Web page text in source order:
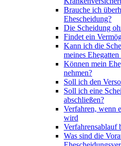
Brauche ich
Ehescheidung?
Die Scheidung
Findet ein
Kann ich die
meines Ehegatten
Können mein
nehmen?
Soll ich den
Soll ich eine
abschließen?
Verfahren, wenn
wird
Verfahrensablauf
Was sind die